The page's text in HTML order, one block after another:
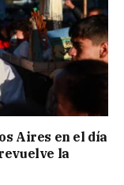
Aires en el día
la